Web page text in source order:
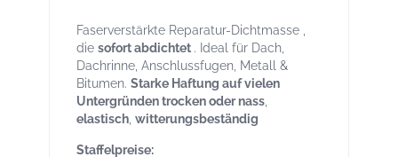
Faserverstärkte Reparatur-Dichtmasse ,
die sofort abdichtet . Ideal für Dach,
Dachrinne, Anschlussfugen, Metall &
Bitumen. Starke Haftung auf vielen
Untergründen trocken oder nass
elastisch witterungsbeständig
Staffelpreise: